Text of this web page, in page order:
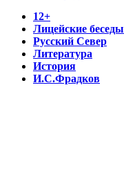
12+
Лицейские беседы
Русский Север
Литература
История
И.С.Фрадков